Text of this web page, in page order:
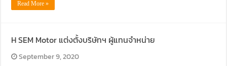
Read More »
H SEM Motor แต่งตั้งบริษัทฯ ผู้แทนจำหน่าย
September 9, 2020